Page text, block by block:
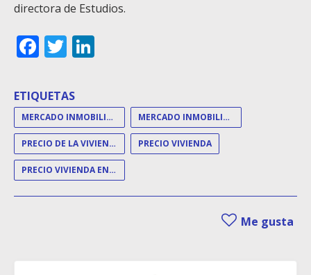
directora de Estudios.
Facebook
Twitter
ETIQUETAS
MERCADO INMOBILIARIO MERCADO INMOBILIARIO ESPAÑOL
PRECIO DE LA VIVIENDA PRECIO VIVIENDA
PRECIO VIVIENDA EN VENTA
Me gusta